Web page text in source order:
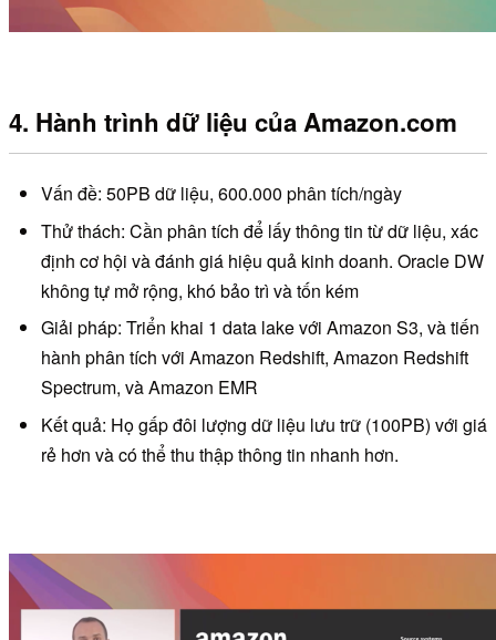
4. Hành trình dữ liệu của Amazon.com
Vấn đề: 50PB dữ liệu, 600.000 phân tích/ngày
Thử thách: Cần phân tích để lấy thông tin từ dữ liệu, xác
định cơ hội và đánh giá hiệu quả kinh doanh. Oracle DW
không tự mở rộng, khó bảo trì và tốn kém
Giải pháp: Triển khai 1 data lake với Amazon S3, và tiến
hành phân tích với Amazon Redshift, Amazon Redshift
Spectrum, và Amazon EMR
Kết quả: Họ gấp đôi lượng dữ liệu lưu trữ (100PB) với giá
rẻ hơn và có thể thu thập thông tin nhanh hơn.